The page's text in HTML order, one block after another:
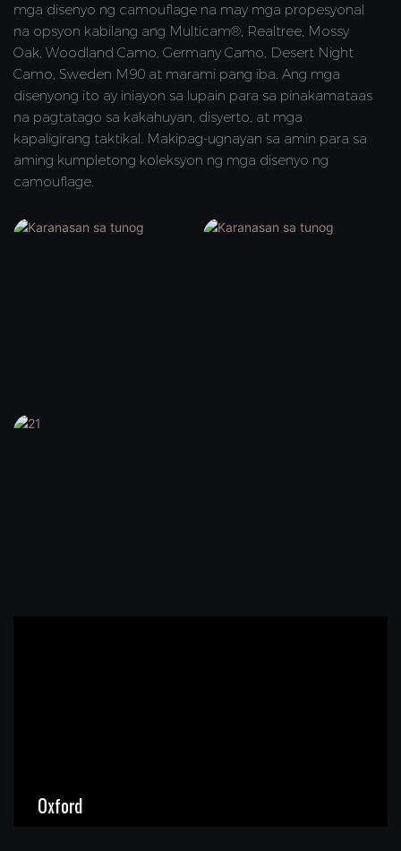
mga disenyo ng camouflage na may mga propesyonal
na opsyon kabilang ang Multicam®, Realtree, Mossy
Oak, Woodland Camo, Germany Camo, Desert Night
Camo, Sweden M90 at marami pang iba. Ang mga
disenyong ito ay iniayon sa lupain para sa pinakamataas
na pagtatago sa kakahuyan, disyerto, at mga
kapaligirang taktikal. Makipag-ugnayan sa amin para sa
aming kumpletong koleksyon ng mga disenyo ng
camouflage.
Oxford